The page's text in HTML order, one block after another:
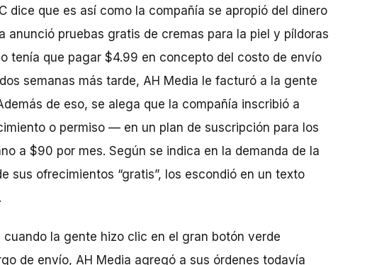
dice que es así como la compañía se apropió del dinero
anunció pruebas gratis de cremas para la piel y píldoras
tenía que pagar $4.99 en concepto del costo de envío
semanas más tarde, AH Media le facturó a la gente
de eso, se alega que la compañía inscribió a
o permiso — en un plan de suscripción para los
a $90 por mes. Según se indica en la demanda de la
sus ofrecimientos “gratis”, los escondió en un texto
cuando la gente hizo clic en el gran botón verde
de envío, AH Media agregó a sus órdenes todavía